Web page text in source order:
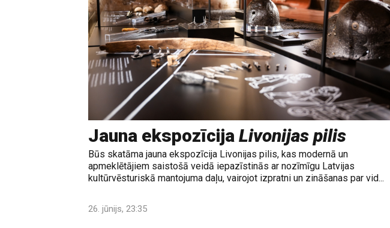
Jauna ekspozīcija Livonijas pilis
Būs skatāma jauna ekspozīcija Livonijas pilis, kas modernā un
apmeklētājiem saistošā veidā iepazīstinās ar nozīmīgu Latvijas
kultūrvēsturiskā mantojuma daļu, vairojot izpratni un zināšanas par vid...
26. jūnijs, 23:35